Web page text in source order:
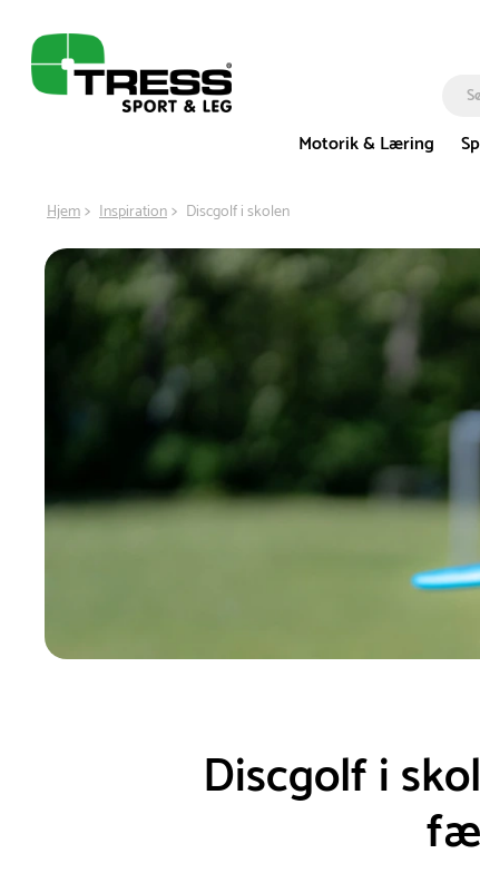
Motorik & Læring
Hjem Inspiration Discgolf i skolen
Discgolf i